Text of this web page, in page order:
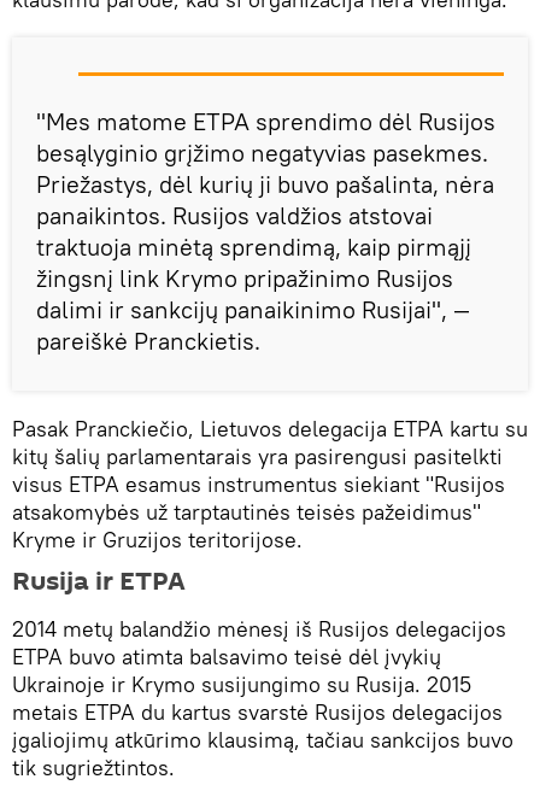
"Mes matome ETPA sprendimo dėl Rusijos
besąlyginio grįžimo negatyvias pasekmes.
Priežastys, dėl kurių ji buvo pašalinta, nėra
panaikintos. Rusijos valdžios atstovai
traktuoja minėtą sprendimą, kaip pirmąjį
žingsnį link Krymo pripažinimo Rusijos
dalimi ir sankcijų panaikinimo Rusijai", —
pareiškė Pranckietis.
Pasak Pranckiečio, Lietuvos delegacija ETPA kartu su
kitų šalių parlamentarais yra pasirengusi pasitelkti
visus ETPA esamus instrumentus siekiant "Rusijos
atsakomybės už tarptautinės teisės pažeidimus"
Kryme ir Gruzijos teritorijose.
Rusija ir ETPA
2014 metų balandžio mėnesį iš Rusijos delegacijos
ETPA buvo atimta balsavimo teisė dėl įvykių
Ukrainoje ir Krymo susijungimo su Rusija. 2015
metais ETPA du kartus svarstė Rusijos delegacijos
įgaliojimų atkūrimo klausimą, tačiau sankcijos buvo
tik sugriežtintos.